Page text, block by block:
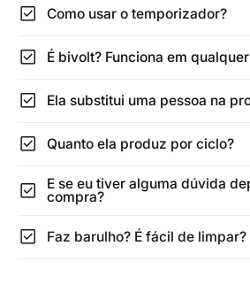
check_box Como usar o temporizador?
check_box É bivolt? Funciona em
check_box Ela substitui uma pessoa na
check_box Quanto ela produz por ciclo?
check_box E se eu tiver alguma dúvida
compra?
check_box Faz barulho? É fácil de limpar?